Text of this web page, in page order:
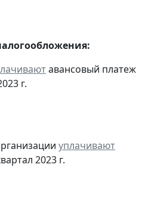
авансовый платеж
г.
уплачивают
2023 г.